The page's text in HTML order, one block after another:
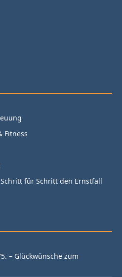
Fitness
für Schritt den Ernstfall
– Glückwünsche zum